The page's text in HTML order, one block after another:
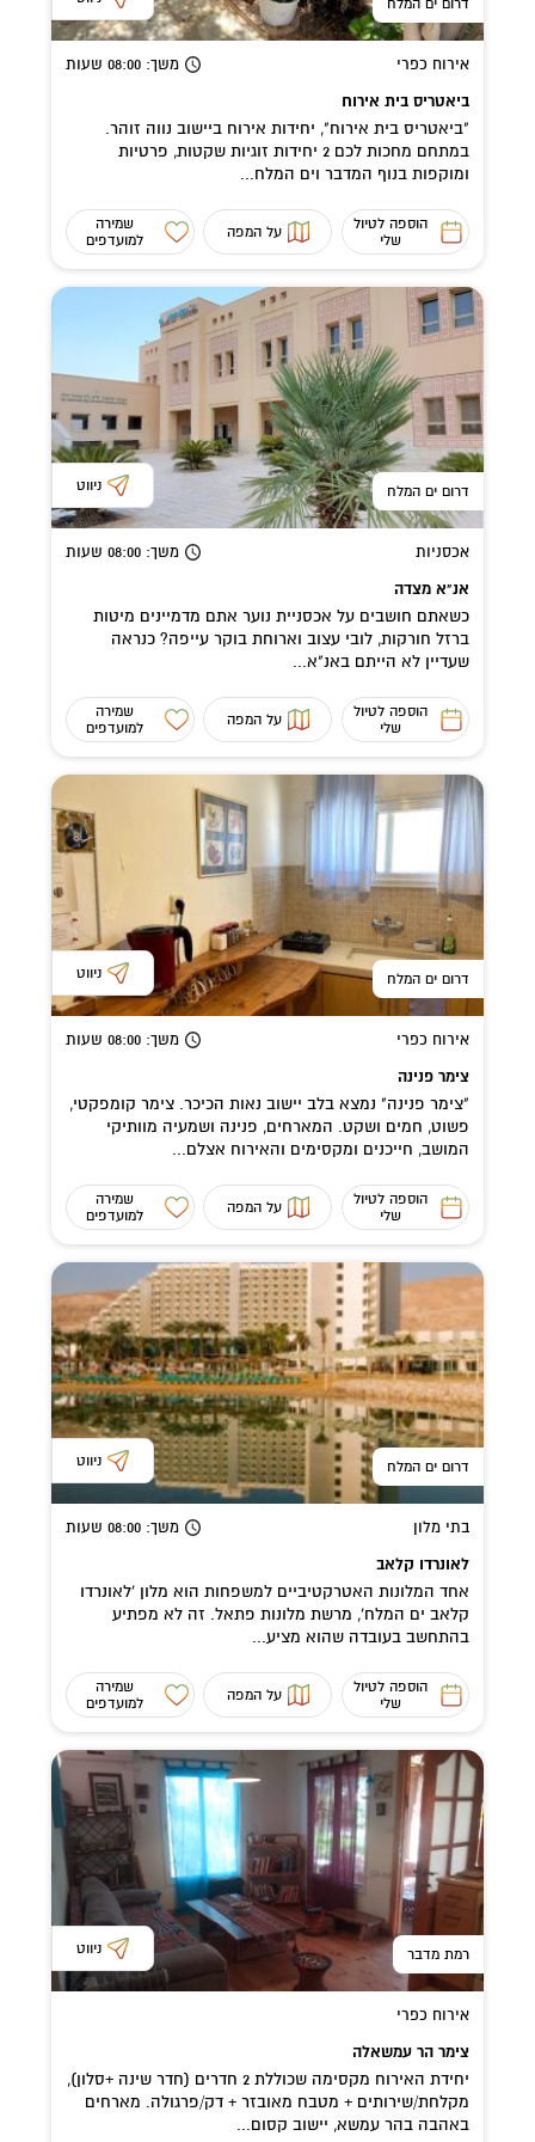
אירוח כפרי משך: 08:00 שעות
ביאטריס בית אירוח
"ביאטריס בית אירוח", יחידות אירוח ביישוב נווה זוהר.
במתחם מחכות לכם 2 יחידות זוגיות שקטות, פרטיות
ומוקפות בנוף המדבר וים המלח...
הוספה לטיול
שלי
על המפה
שמירה
למועדפים
דרום ים המלח ניווט
אכסניות משך: 08:00 שעות
אנ"א מצדה
כשאתם חושבים על אכסניית נוער אתם מדמיינים מיטות
ברזל חורקות, לובי עצוב וארוחת בוקר עייפה? כנראה
שעדיין לא הייתם באנ"א...
הוספה לטיול
שלי
על המפה
שמירה
למועדפים
דרום ים המלח ניווט
אירוח כפרי משך: 08:00 שעות
צימר פנינה
"צימר פנינה" נמצא בלב יישוב נאות הכיכר. צימר קומפקטי,
פשוט, חמים ושקט. המארחים, פנינה ושמעיה מוותיקי
המושב, חייכנים ומקסימים והאירוח אצלם...
הוספה לטיול
שלי
על המפה
שמירה
למועדפים
דרום ים המלח ניווט
בתי מלון משך: 08:00 שעות
לאונרדו קלאב
אחד המלונות האטרקטיביים למשפחות הוא מלון 'לאונרדו
קלאב ים המלח', מרשת מלונות פתאל. זה לא מפתיע
בהתחשב בעובדה שהוא מציע...
הוספה לטיול
שלי
על המפה
שמירה
למועדפים
רמת מדבר ניווט
אירוח כפרי
צימר הר עמשאלה
יחידת האירוח מקסימה שכוללת 2 חדרים (חדר שינה +סלון),
מקלחת/שירותים + מטבח מאובזר + דק/פרגולה. מארחים
באהבה בהר עמשא, יישוב קסום...